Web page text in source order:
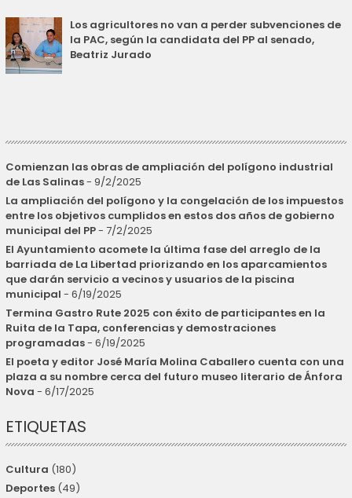
Los agricultores no van a perder subvenciones de
la PAC, según la candidata del PP al senado,
Beatriz Jurado
Comienzan las obras de ampliación del polígono industrial
de Las Salinas- 9/2/2025
La ampliación del polígono y la congelación de los impuestos
entre los objetivos cumplidos en estos dos años de gobierno
municipal del PP- 7/2/2025
El Ayuntamiento acomete la última fase del arreglo de la
barriada de La Libertad priorizando en los aparcamientos
que darán servicio a vecinos y usuarios de la piscina
municipal - 6/19/2025
Termina Gastro Rute 2025 con éxito de participantes en la
Ruita de la Tapa, conferencias y demostraciones
programadas- 6/19/2025
El poeta y editor José María Molina Caballero cuenta con una
plaza a su nombre cerca del futuro museo literario de Ánfora
Nova - 6/17/2025
ETIQUETAS
Cultura (180)
Deportes (49)